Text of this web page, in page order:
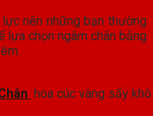
nên những bạn thường
lựa chọn ngâm chân bằng
hoa cúc vàng sấy khô